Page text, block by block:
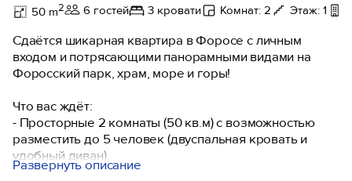
50 m2 6 гостей 3 кровати Комнат: 2 Этаж: 1
Сдаётся шикарная квартира в Форосе с личным
входом и потрясающими панорамными видами на
Форосский парк, храм, море и горы!
Что вас ждёт:
- Просторные 2 комнаты (50 кв.м) с возможностью
разместить до 5 человек (двуспальная кровать и
удобный диван).
- Личный выход в Форосский парк по чипам —
Развернуть описание